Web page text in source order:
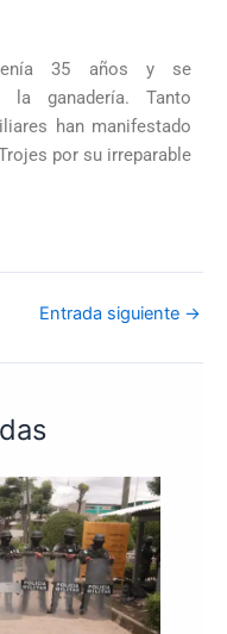
35 años y se
ganadería. Tanto
han manifestado
por su irreparable
Entrada siguiente →